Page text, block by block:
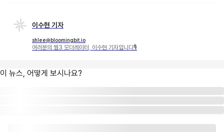
이수현 기자
shlee@bloomingbit.io
여러분의 웹3 모더레이터, 이수현 기자입니다🎙
이 뉴스, 어떻게 보시나요?